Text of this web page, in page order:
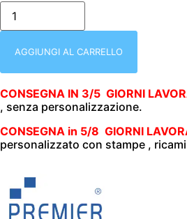
CAMICIA
DONNA
|
LUNGA
ELASTICIZZATA
115
gr/m2
PREMIER
|
PR344
quantità
AGGIUNGI AL CARRELLO
CONSEGNA IN 3/5 GIORNI
, senza personalizzazione.
CONSEGNA in 5/8 GIORNI
personalizzato con stampe ,